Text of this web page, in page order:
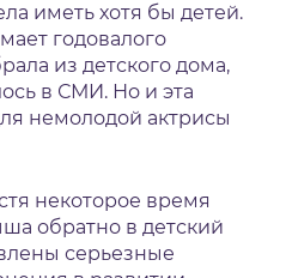
иметь хотя бы детей.
годовалого
из детского дома,
в СМИ. Но и эта
немолодой актрисы
некоторое время
обратно в детский
серьезные